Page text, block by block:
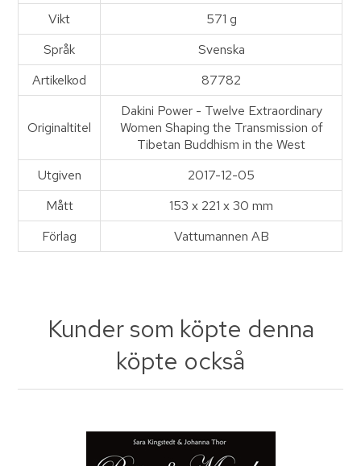
Vikt
571 g
Språk
Svenska
Artikelkod
87782
Originaltitel
Dakini Power - Twelve Extraordinary
Women Shaping the Transmission of
Tibetan Buddhism in the West
Utgiven
2017-12-05
Mått
153 x 221 x 30 mm
Förlag
Vattumannen AB
Kunder som köpte denna
köpte också